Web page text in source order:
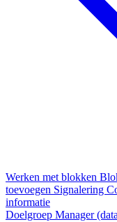
Werken met blokken
toevoegen Signalering
informatie
Doelgroep Manager